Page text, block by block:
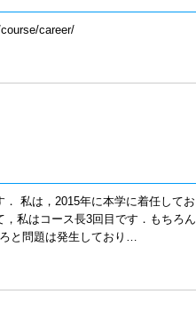
career/
私は，2015年に本学に着任してお
私はコース長3回目です．もちろん
と問題は発生しており…